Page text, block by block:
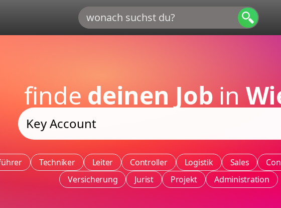
findedeinen Job in
Techniker Leiter Controller Logistik Sales
Versicherung
Jurist Projekt Administration